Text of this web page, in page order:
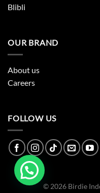
Blibli
OUR BRAND
About us
Careers
FOLLOW US
© 2026 Birdie